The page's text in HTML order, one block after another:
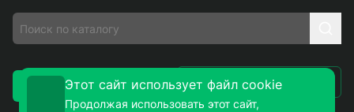
Заказать звонок Написать письмо
Этот сайт использует файл cookie
Продолжая использовать этот сайт,